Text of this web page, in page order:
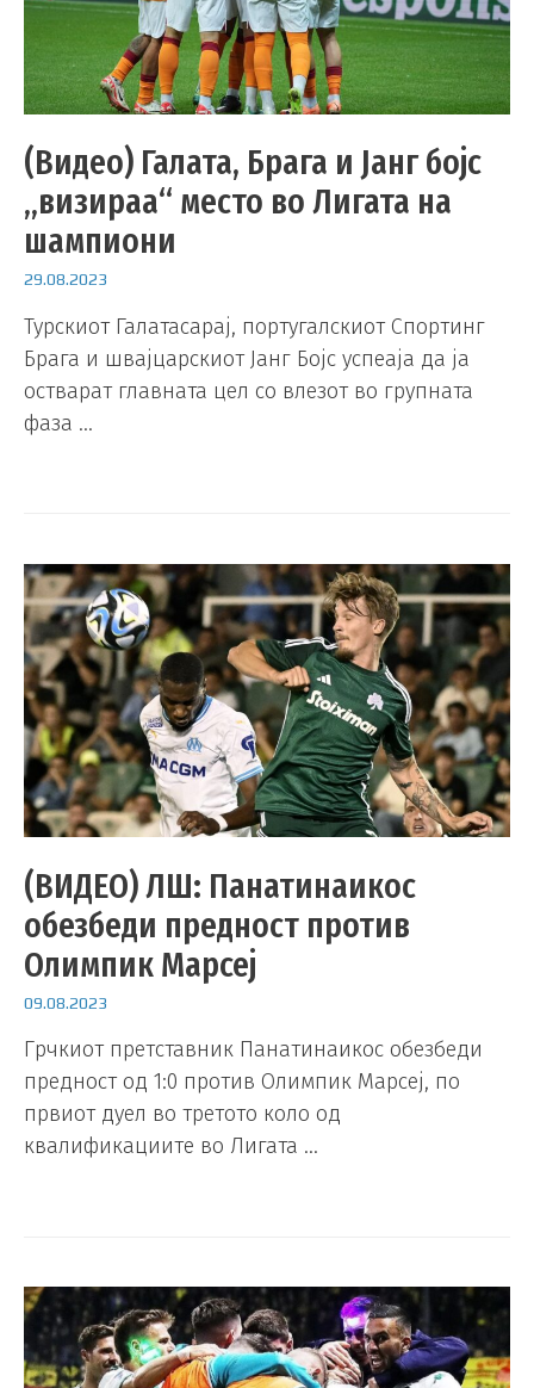
(Видео) Галата, Брага и Јанг бојс
„визираа“ место во Лигата на
шампиони
29.08.2023
Турскиот Галатасарај, португалскиот Спортинг
Брага и швајцарскиот Јанг Бојс успеаја да ја
остварат главната цел со влезот во групната
фаза …
(ВИДЕО) ЛШ: Панатинаикос
обезбеди предност против
Олимпик Марсеј
09.08.2023
Грчкиот претставник Панатинаикос обезбеди
предност од 1:0 против Олимпик Марсеј, по
првиот дуел во третото коло од
квалификациите во Лигата …